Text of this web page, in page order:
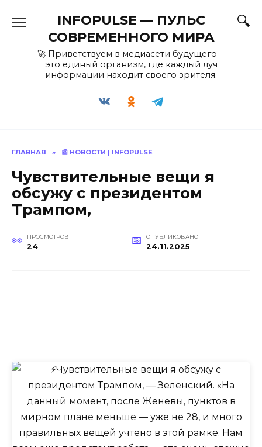
содержанию
INFOPULSE — ПУЛЬС
СОВРЕМЕННОГО МИРА
🚀 Приветствуем в медиасети будущего—
это единый организм, где каждый луч
информации находит своего зрителя.
ГЛАВНАЯ » 📰 НОВОСТИ | INFOPULSE
Чувствительные вещи я
обсужу с президентом
Трампом,
ПРОСМОТРОВ
24
ОПУБЛИКОВАНО
24.11.2025